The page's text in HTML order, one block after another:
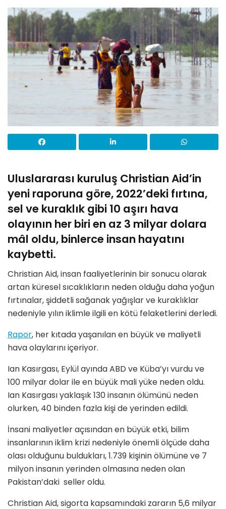
Uluslararası kuruluş Christian Aid’in
yeni raporuna göre, 2022’deki fırtına,
sel ve kuraklık gibi 10 aşırı hava
olayının her biri en az 3 milyar dolara
mâl oldu, binlerce insan hayatını
kaybetti.
Christian Aid, insan faaliyetlerinin bir sonucu olarak
artan küresel sıcaklıkların neden olduğu daha yoğun
fırtınalar, şiddetli sağanak yağışlar ve kuraklıklar
nedeniyle yılın iklimle ilgili en kötü felaketlerini derledi.
Rapor, her kıtada yaşanılan en büyük ve maliyetli
hava olaylarını içeriyor.
Ian Kasırgası, Eylül ayında ABD ve Küba’yı vurdu ve
100 milyar dolar ile en büyük mali yüke neden oldu.
Ian Kasırgası yaklaşık 130 insanın ölümünü neden
olurken, 40 binden fazla kişi de yerinden edildi.
İnsani maliyetler açısından en büyük etki, bilim
insanlarının iklim krizi nedeniyle önemli ölçüde daha
olası olduğunu buldukları, 1.739 kişinin ölümüne ve 7
milyon insanın yerinden olmasına neden olan
Pakistan’daki seller oldu.
Christian Aid, sigorta kapsamındaki zararın 5,6 milyar